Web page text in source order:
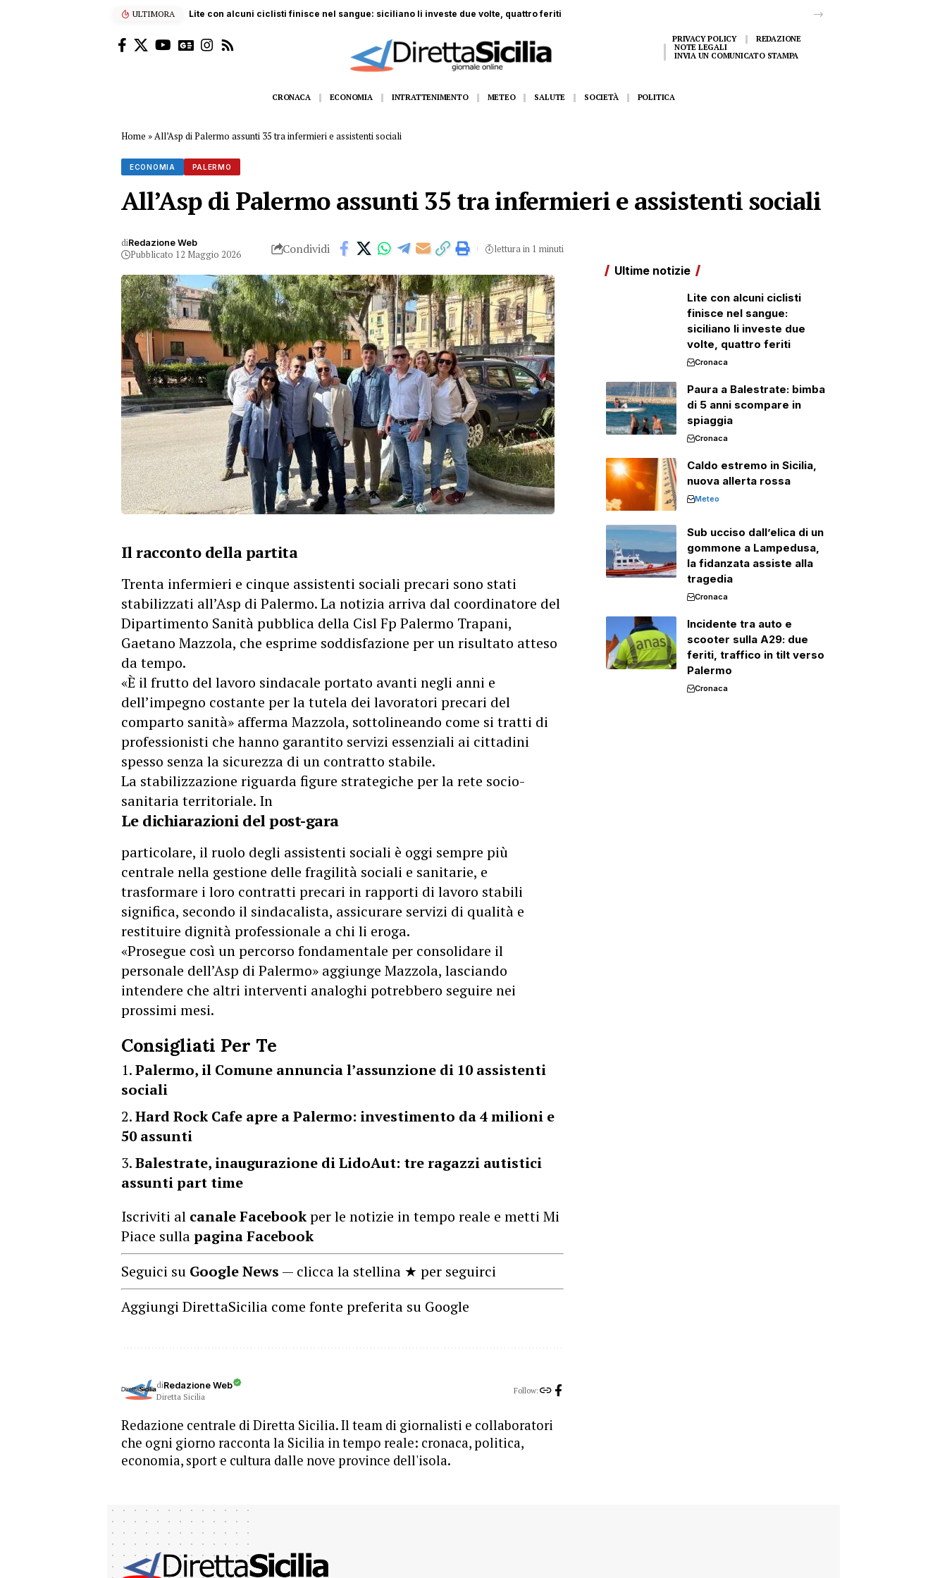
ULTIMORA Paura a Balestrate: bimba di 5 anni scompare in spiaggia
PRIVACY POLICY
REDAZIONE
NOTE LEGALI
INVIA UN COMUNICATO STAMPA
CRONACA ECONOMIA INTRATTENIMENTO METEO SALUTE SOCIETÀ POLITICA
Home »All’Asp di Palermo assunti 35 tra infermieri e assistenti sociali
ECONOMIA PALERMO
All’Asp di Palermo assunti 35 tra infermieri e assistenti sociali
diRedazione Web
Pubblicato 12 Maggio 2026 Condividi lettura in 1 minuti
Il racconto della partita
Trenta infermieri e cinque assistenti sociali precari sono stati
stabilizzati all’Asp di Palermo. La notizia arriva dal coordinatore del
Dipartimento Sanità pubblica della Cisl Fp Palermo Trapani,
Gaetano Mazzola, che esprime soddisfazione per un risultato atteso
da tempo.
«È il frutto del lavoro sindacale portato avanti negli anni e
dell’impegno costante per la tutela dei lavoratori precari del
comparto sanità» afferma Mazzola, sottolineando come si tratti di
professionisti che hanno garantito servizi essenziali ai cittadini
spesso senza la sicurezza di un contratto stabile.
La stabilizzazione riguarda figure strategiche per la rete socio-
sanitaria territoriale. In
Le dichiarazioni del post-gara
particolare, il ruolo degli assistenti sociali è oggi sempre più
centrale nella gestione delle fragilità sociali e sanitarie, e
trasformare i loro contratti precari in rapporti di lavoro stabili
significa, secondo il sindacalista, assicurare servizi di qualità e
restituire dignità professionale a chi li eroga.
«Prosegue così un percorso fondamentale per consolidare il
personale dell’Asp di Palermo» aggiunge Mazzola, lasciando
intendere che altri interventi analoghi potrebbero seguire nei
prossimi mesi.
Consigliati Per Te
Palermo, il Comune annuncia l’assunzione di 10 assistenti
sociali
Hard Rock Cafe apre a Palermo: investimento da 4 milioni e
50 assunti
Balestrate, inaugurazione di LidoAut: tre ragazzi autistici
assunti part time
Iscriviti al canale Facebookper le notizie in tempo reale e metti Mi
Piace sullapagina Facebook
Seguici su Google News — clicca la stellina ★ per seguirci
Aggiungi DirettaSicilia come fonte preferita su Google
diRedazione Web
Diretta Sicilia
Follow:
Redazione centrale di Diretta Sicilia. Il team di giornalisti e collaboratori
che ogni giorno racconta la Sicilia in tempo reale: cronaca, politica,
economia, sport e cultura dalle nove province dell'isola.
Ultime notizie
Lite con alcuni ciclisti
finisce nel sangue:
siciliano li investe due
volte, quattro feriti
Cronaca
Paura a Balestrate: bimba
di 5 anni scompare in
spiaggia
Cronaca
Caldo estremo in Sicilia,
nuova allerta rossa
Meteo
Sub ucciso dall’elica di un
gommone a Lampedusa,
la fidanzata assiste alla
tragedia
Cronaca
Incidente tra auto e
scooter sulla A29: due
feriti, traffico in tilt verso
Palermo
Cronaca